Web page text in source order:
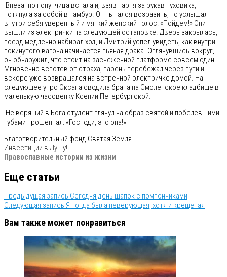
Внезапно попутчица встала и, взяв парня за рукав пуховика,
потянула за собой в тамбур. Он пытался возразить, но услышал
внутри себя уверенный и мягкий женский голос: «Пойдем!» Они
вышли из электрички на следующей остановке. Дверь закрылась,
поезд медленно набирал ход, и Дмитрий успел увидеть, как внутри
покинутого вагона начинается пьяная драка. Оглянувшись вокруг,
он обнаружил, что стоит на заснеженной платформе совсем один.
Мгновенно вспотев от страха, парень перебежал через пути и
вскоре уже возвращался на встречной электричке домой. На
следующее утро Оксана сводила брата на Смоленское кладбище в
маленькую часовенку Ксении Петербургской.
Не верящий в Бога студент глянул на образ святой и побелевшими
губами прошептал: «Господи, это она!»
Благотворительный фонд Святая Земля
Инвестиции в Душу!
Православные истории из жизни
Еще статьи
Предыдущая запись Сегодня день шапок с помпончиками
Следующая запись Я тогда была неверующая, хотя и крещеная
Вам также может понравиться